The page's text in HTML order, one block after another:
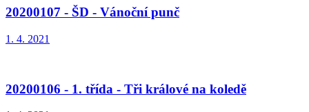
20200107 - ŠD - Vánoční punč
1. 4. 2021
20200106 - 1. třída - Tři králové na koledě